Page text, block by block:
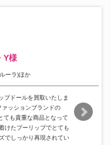
Y様
ーラ)ほか
プドールを買取いたしま
ァッションブランドの
ても貴重な商品となって
けたプーリップでとても
でしっかり再現されてい